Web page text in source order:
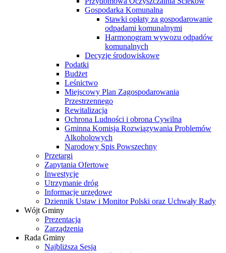
Gospodarka Komunalna
Stawki opłaty za gospodarowanie
odpadami komunalnymi
Harmonogram wywozu odpadów
komunalnych
Decyzje środowiskowe
Podatki
Budżet
Leśnictwo
Miejscowy Plan Zagospodarowania
Przestrzennego
Rewitalizacja
Ochrona Ludności i obrona Cywilna
Gminna Komisja Rozwiązywania Problemów
Alkoholowych
Narodowy Spis Powszechny
Przetargi
Zapytania Ofertowe
Inwestycje
Utrzymanie dróg
Informacje urzędowe
Dziennik Ustaw i Monitor Polski oraz Uchwały Rady
Wójt Gminy
Prezentacja
Zarządzenia
Rada Gminy
Najbliższa Sesja